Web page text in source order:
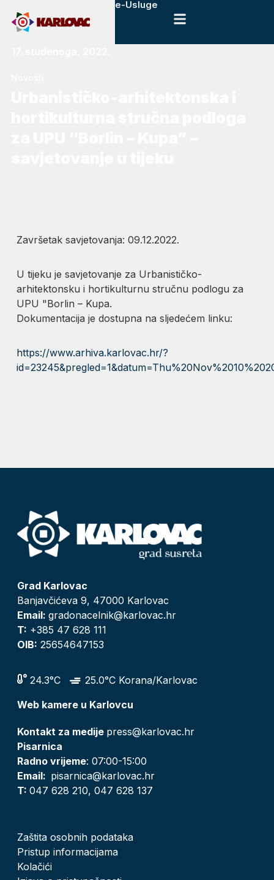
e-Usluge
Završetak savjetovanja: 09.12.2022.
U tijeku je savjetovanje za Urbanističko-
arhitektonsku i hortikulturnu stručnu podlogu za
UPU "Borlin – Kupa.
Dokumentacija je dostupna na sljedećem linku:
https://www.arhiva.karlovac.hr/?
Grad Karlovac
Banjavčićeva 9, 47000 Karlovac
Email: gradonacelnik@karlovac.hr
T: +385 47 628 111
OIB: 25654647153
24.3°C
25.0°C Korana/Karlovac
Web kamere u Karlovcu
Kontakt za medije press@karlovac.hr
Pisarnica
Radno vrijeme: 07:00-15:00
Email: pisarnica@karlovac.hr
T: 047 628 210, 047 628 137
Zaštita osobnih podataka
Pristup informacijama
Kolačići